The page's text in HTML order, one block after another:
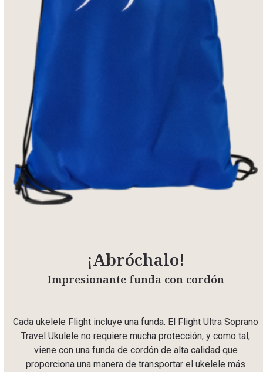
¡Abróchalo!
Impresionante funda con cordón
Cada ukelele Flight incluye una funda. El Flight Ultra Soprano
Travel Ukulele no requiere mucha protección, y como tal,
viene con una funda de cordón de alta calidad que
proporciona una manera de transportar el ukelele más